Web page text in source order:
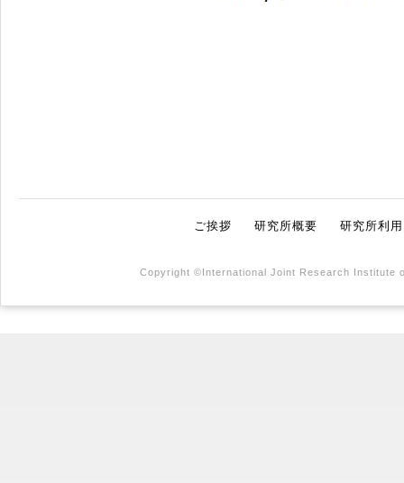
ご挨拶 研究所概要 研究所利
Copyright ©International Joint Research Institute